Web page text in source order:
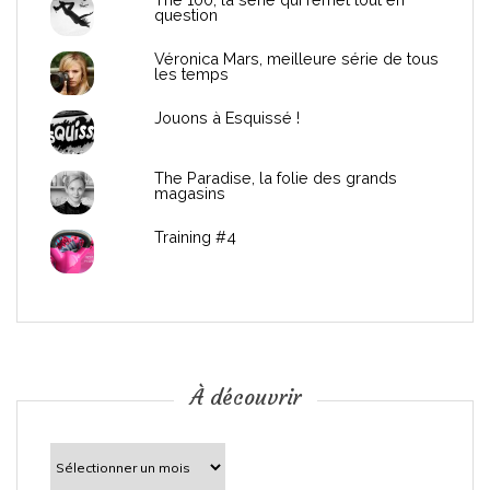
i
a
question
Véronica Mars, meilleure série de tous
les temps
Jouons à Esquissé !
The Paradise, la folie des grands
magasins
Training #4
À découvrir
À
découvrir